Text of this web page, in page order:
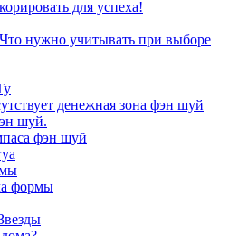
для успеха!
нужно учитывать при выборе
денежная зона фэн шуй
шуй.
фэн шуй
формы